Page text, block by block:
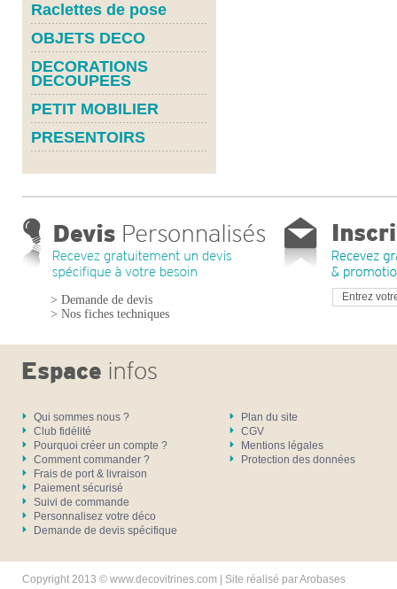
Raclettes de pose
OBJETS DECO
DECORATIONS
DECOUPEES
PETIT MOBILIER
PRESENTOIRS
> Demande de devis
> Nos fiches techniques
Qui sommes nous ?
Club fidélité
Pourquoi créer un compte ?
Comment commander ?
Frais de port & livraison
Paiement sécurisé
Suivi de commande
Personnalisez votre déco
Demande de devis spécifique
Plan du site
CGV
Mentions légales
Protection des données
Copyright 2013 © www.decovitrines.com | Site réalisé parArobases